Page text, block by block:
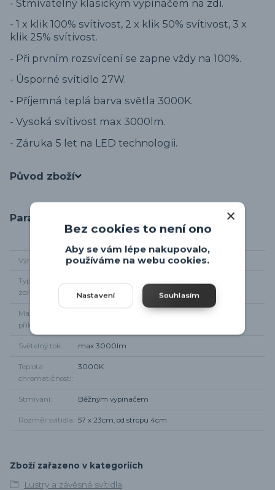
- Stmívatelný klasickým vypínačem na zdi.
- 1 x klik 100% svítivost, 2 x klik 50% svítivost, 3 x
klik 25% svítivost.
- Při prvním rozsvícení se zapne vždy na 100%.
- Úsporné svítidlo 27W.
- Příjemná teplá barva světla 3000K.
- Vysoká svítivost max 3000lm.
- Záruka 5 let na LED technologii.
Původ zboží
Parametry
Výrobce Trio-leuchten
Typ světelného
zdroje
Maximální
příkon
Světelný tok max 3000lm
Teplota
chromatičnosti
3000K
Stmívání Běžným vypínačem
Rozměr svítidla 57 x 23cm, od stropu 4cm
Zboží zařazeno v kategoriích
Lustry a závěsná svítidla
Bez cookies to není ono
Aby se vám lépe nakupovalo,
používáme na webu cookies.
Nastavení Souhlasím